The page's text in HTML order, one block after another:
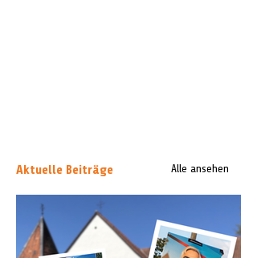
Aktuelle Beiträge Alle ansehen